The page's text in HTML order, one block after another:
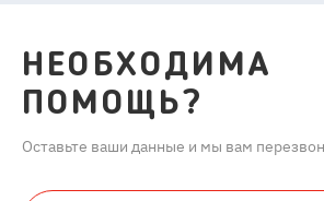
НЕОБХОДИМА
ПОМОЩЬ?
Оставьте ваши данные и мы вам